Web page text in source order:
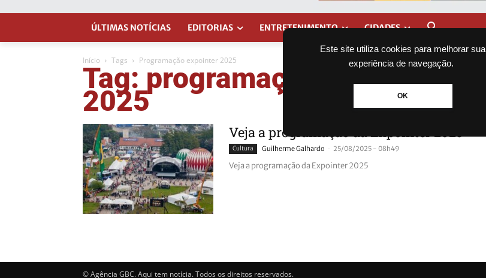
Este site utiliza cookies para melhorar sua
experiência de navegação.
OK
ÚLTIMAS NOTÍCIAS EDITORIAS ENTRETENIMENTO CIDADES
Início Tags Programação expointer 2025
Tag: programação expointer
2025
Veja a programação da Expointer 2025
Cultura Guilherme Galhardo - 25/08/2025 - 08h49
Veja a programação da Expointer 2025
© Agência GBC. Aqui tem notícia. Todos os direitos reservados.